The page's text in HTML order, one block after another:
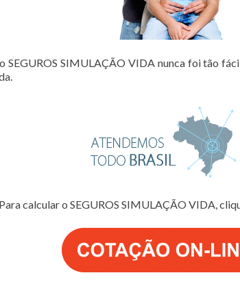
SEGUROS SIMULAÇÃO VIDA nunca foi tão
Para calcular o SEGUROS SIMULAÇÃO VIDA,